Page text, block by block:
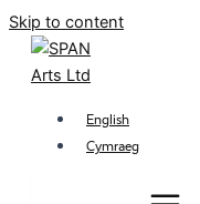
Skip to content
English
Cymraeg